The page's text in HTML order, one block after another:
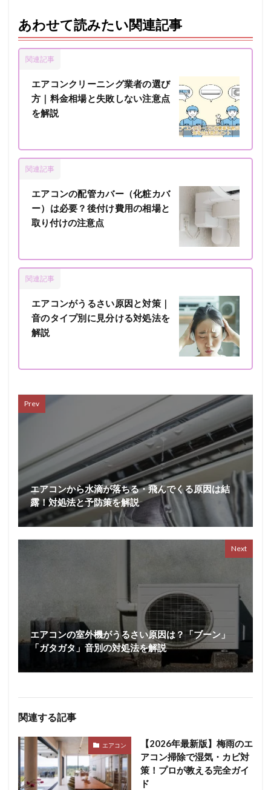
あわせて読みたい関連記事
関連記事
エアコンクリーニング業者の選び
方｜料金相場と失敗しない注意点
を解説
関連記事
エアコンの配管カバー（化粧カバ
ー）は必要？後付け費用の相場と
取り付けの注意点
関連記事
エアコンがうるさい原因と対策｜
音のタイプ別に見分ける対処法を
解説
Prev
エアコンから水滴が落ちる・飛んでくる原因は結
露！対処法と予防策を解説
Next
エアコンの室外機がうるさい原因は？「ブーン」
「ガタガタ」音別の対処法を解説
関連する記事
エアコン
【2026年最新版】梅雨のエ
アコン掃除で湿気・カビ対
策！プロが教える完全ガイ
ド